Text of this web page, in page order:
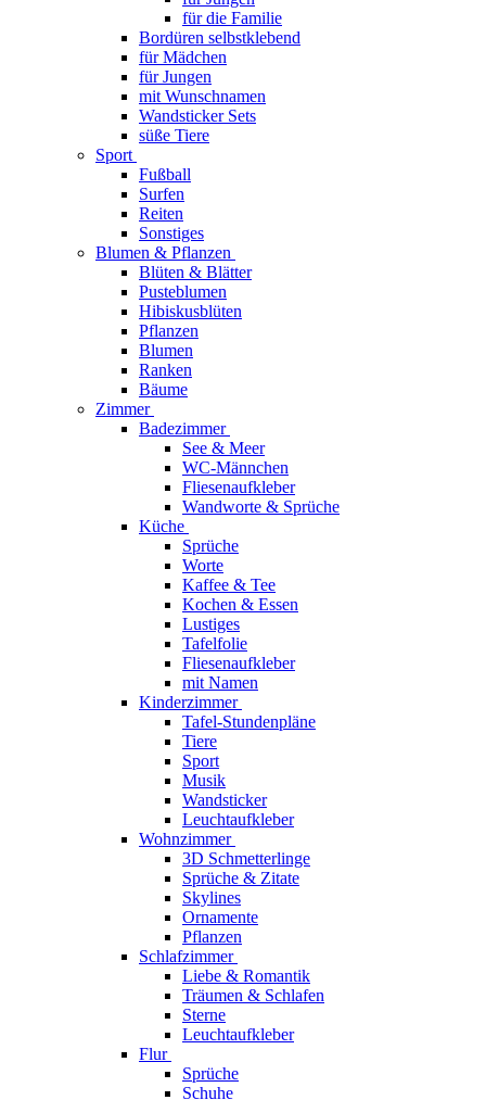
für die Familie
Bordüren selbstklebend
für Mädchen
für Jungen
mit Wunschnamen
Wandsticker Sets
süße Tiere
Sport
Fußball
Surfen
Reiten
Sonstiges
Blumen & Pflanzen
Blüten & Blätter
Pusteblumen
Hibiskusblüten
Pflanzen
Blumen
Ranken
Bäume
Zimmer
Badezimmer
See & Meer
WC-Männchen
Fliesenaufkleber
Wandworte & Sprüche
Küche
Sprüche
Worte
Kaffee & Tee
Kochen & Essen
Lustiges
Tafelfolie
Fliesenaufkleber
mit Namen
Kinderzimmer
Tafel-Stundenpläne
Tiere
Sport
Musik
Wandsticker
Leuchtaufkleber
Wohnzimmer
3D Schmetterlinge
Sprüche & Zitate
Skylines
Ornamente
Pflanzen
Schlafzimmer
Liebe & Romantik
Träumen & Schlafen
Sterne
Leuchtaufkleber
Flur
Sprüche
Schuhe